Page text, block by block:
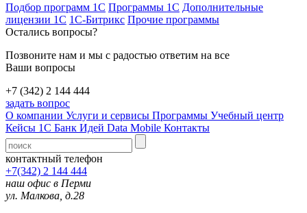
Подбор программ 1С Программы 1С Дополнительные
лицензии 1С 1С-Битрикс Прочие программы
Остались вопросы?
Позвоните нам и мы с радостью ответим на все
Ваши вопросы
+7 (342) 2 144 444
задать вопрос
О компании Услуги и сервисы Программы Учебный центр
Кейсы 1С Банк Идей Data Mobile Контакты
контактный телефон
+7(342) 2 144 444
наш офис в Перми
ул. Малкова, д.28